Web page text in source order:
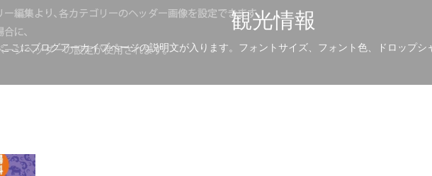
観光情報
ここにブログアーカイブページの説明文が入ります。フォントサイズ、フォント色、ドロップシ